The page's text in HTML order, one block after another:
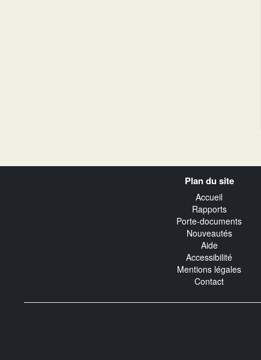
Plan du site
Accueil
Rapports
Porte-documents
Nouveautés
Aide
Accessibilité
Mentions légales
Contact